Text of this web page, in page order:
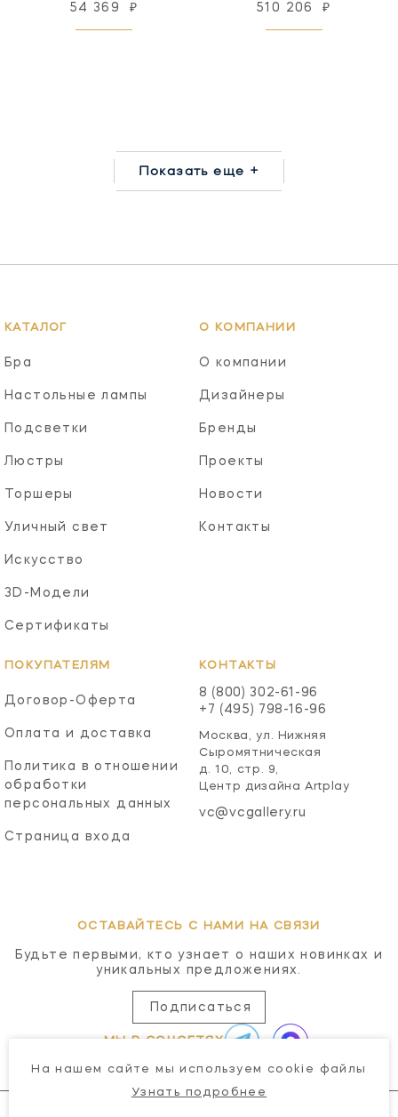
54 369 ₽ 510 206 ₽
Показать еще +
КАТАЛОГ
Бра
Настольные лампы
Подсветки
Люстры
Торшеры
Уличный свет
Искусство
3D-Модели
Сертификаты
О КОМПАНИИ
О компании
Дизайнеры
Бренды
Проекты
Новости
Контакты
ПОКУПАТЕЛЯМ
Договор-Оферта
Оплата и доставка
Политика в отношении
обработки
персональных данных
Страница входа
КОНТАКТЫ
8 (800) 302-61-96
+7 (495) 798-16-96
Москва, ул. Нижняя
Сыромятническая
д. 10, стр. 9,
Центр дизайна Artplay
vc@vcgallery.ru
ОСТАВАЙТЕСЬ С НАМИ НА СВЯЗИ
Будьте первыми, кто узнает о наших новинках и
уникальных предложениях.
Подписаться
МЫ В СОЦСЕТЯХ
На нашем сайте мы используем cookie файлы
Узнать подробнее